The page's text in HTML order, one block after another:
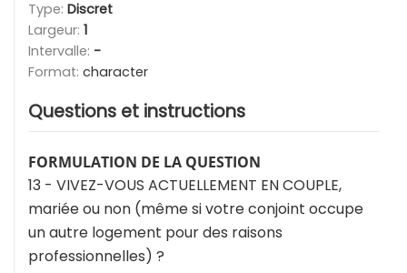
Type: Discret
Largeur: 1
Intervalle: -
Format: character
Questions et instructions
FORMULATION DE LA QUESTION
13 - VIVEZ-VOUS ACTUELLEMENT EN COUPLE,
mariée ou non (même si votre conjoint occupe
un autre logement pour des raisons
professionnelles) ?